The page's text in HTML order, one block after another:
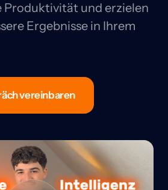
Produktivität und erzielen
Ergebnisse in Ihrem
vereinbaren